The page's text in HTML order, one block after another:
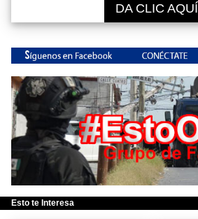
DA CLIC AQUÍ
Esto te Interesa